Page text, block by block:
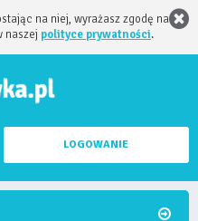
na niej, wyrażasz zgodę na
naszej polityce prywatności.
LOGOWANIE